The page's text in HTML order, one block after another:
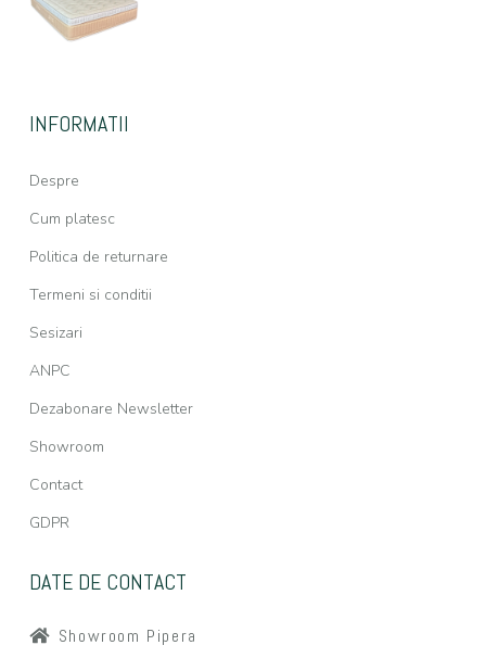
INFORMATII
Despre
Cum platesc
Politica de returnare
Termeni si conditii
Sesizari
ANPC
Dezabonare Newsletter
Showroom
Contact
GDPR
DATE DE CONTACT
Showroom Pipera